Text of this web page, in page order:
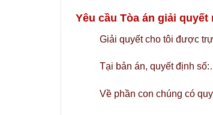
Yêu cầu Tòa án giải
Giải quyết cho tôi
Tại bản án, quyết
Về phần con